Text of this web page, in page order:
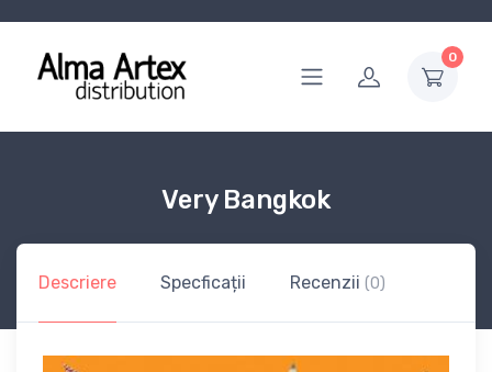
0
Very Bangkok
Descriere Specficații Recenzii (0)